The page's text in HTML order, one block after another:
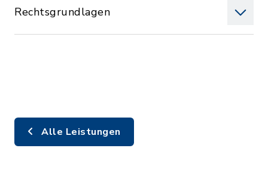
Rechtsgrundlagen
Alle Leistungen